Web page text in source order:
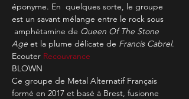
éponyme. En  quelques sorte, le groupe
est un savant mélange entre le rock sous
amphétamine de Queen Of The Stone
Age et la plume délicate de Francis Cabrel.
Ecouter Recouvrance
BLOWN
Ce groupe de Metal Alternatif Français
formé en 2017 et basé à Brest, fusionne